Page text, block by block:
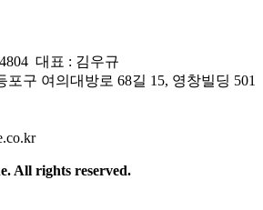
대표 : 김우규
포구 여의대방로 68길 15, 영창빌딩 501
All rights reserved.